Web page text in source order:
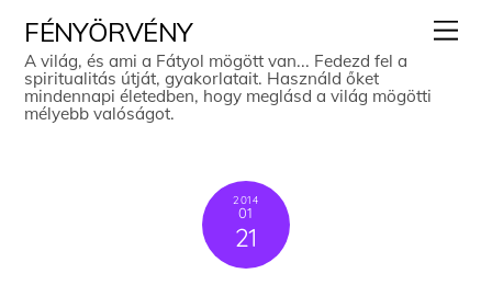
content
FÉNYÖRVÉNY
A világ, és ami a Fátyol mögött van... Fedezd fel a
spiritualitás útját, gyakorlatait. Használd őket
mindennapi életedben, hogy meglásd a világ mögötti
mélyebb valóságot.
2014
01
21